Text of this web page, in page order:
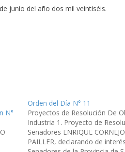
junio del año dos mil veintiséis.
N°
Orden del Día N° 11
Proyectos de Resolución De
Industria 1. Proyecto de
Senadores ENRIQUE
PAILLER, declarando de